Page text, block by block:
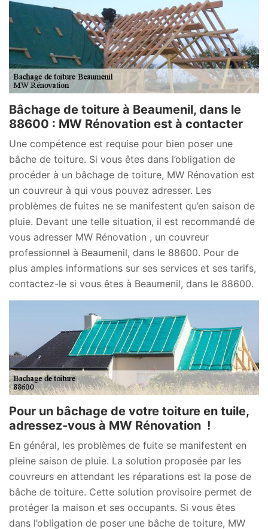
Bâchage de toiture à Beaumenil, dans le
88600 : MW Rénovation est à contacter
Une compétence est requise pour bien poser une
bâche de toiture. Si vous êtes dans l’obligation de
procéder à un bâchage de toiture, MW Rénovation est
un couvreur à qui vous pouvez adresser. Les
problèmes de fuites ne se manifestent qu’en saison de
pluie. Devant une telle situation, il est recommandé de
vous adresser MW Rénovation , un couvreur
professionnel à Beaumenil, dans le 88600. Pour de
plus amples informations sur ses services et ses tarifs,
contactez-le si vous êtes à Beaumenil, dans le 88600.
Pour un bâchage de votre toiture en tuile,
adressez-vous à MW Rénovation !
En général, les problèmes de fuite se manifestent en
pleine saison de pluie. La solution proposée par les
couvreurs en attendant les réparations est la pose de
bâche de toiture. Cette solution provisoire permet de
protéger la maison et ses occupants. Si vous êtes
dans l’obligation de poser une bâche de toiture, MW